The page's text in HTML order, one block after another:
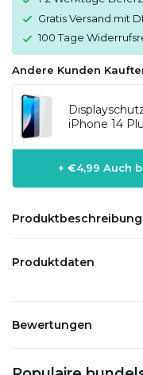
Gratis Versand mit
100 Tage
Andere Kunden
iPhone 14
+ €4,99 Auch
Produktbeschreibung
Produktdaten
Bewertungen